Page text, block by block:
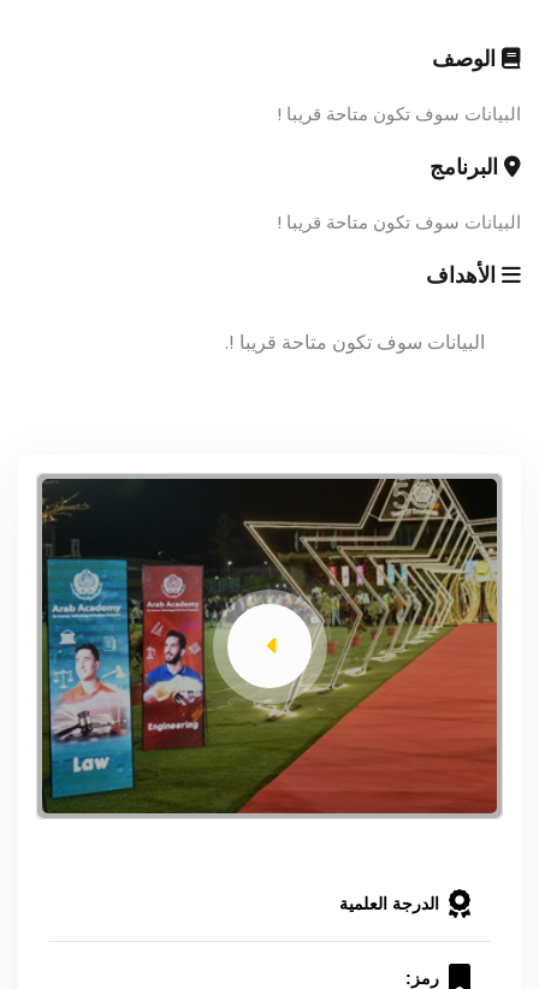
الوصف
البيانات سوف تكون متاحة قريبا !
البرنامج
البيانات سوف تكون متاحة قريبا !
الأهداف
البيانات سوف تكون متاحة قريبا !.
الدرجة العلمية
رمز: